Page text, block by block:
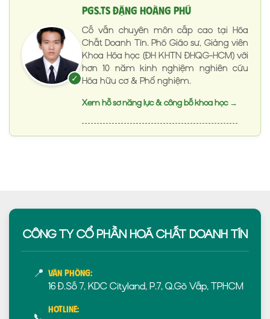
✓
PGS.TS Đặng Hoàng Phú
Cố vấn chuyên môn cấp cao tại Hóa
Chất Doanh Tín. Phó Giáo sư, Giảng viên
Khoa Hóa học (ĐH KHTN ĐHQG-HCM) với
hơn 10 năm kinh nghiệm nghiên cứu
Hóa hữu cơ & Phổ nghiệm.
Xem hồ sơ năng lực & công bố khoa học →
CÔNG TY CỔ PHẦN HOÁ CHẤT DOANH TÍN
📍 Văn phòng:
16 Đ.Số 7, KDC Cityland, P.7, Q.Gò Vấp, TPHCM
Hotline: